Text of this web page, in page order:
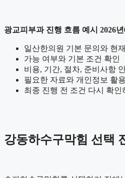
광교피부과 진행 흐름 예시 2026
일산한의원 기본 문의와 현
가능 여부와 기본 조건 확인
비용, 기간, 절차, 준비사항
필요한 자료와 개인정보 활
최종 진행 전 조건 다시 확인
강동하수구막힘 선택